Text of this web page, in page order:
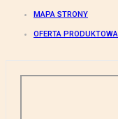
MAPA STRONY
OFERTA PRODUKTOWA